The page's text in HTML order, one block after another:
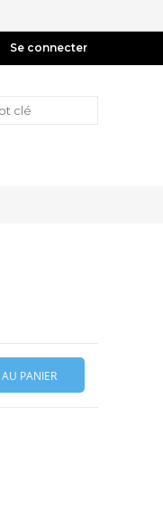
Se connecter
PANIER